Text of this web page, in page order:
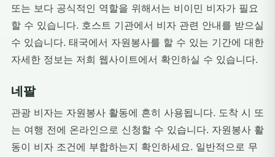
또는 보다 공식적인 역할을 위해서는 비이민 비자가 필요
할 수 있습니다. 호스트 기관에서 비자 관련 안내를 받으실
수 있습니다. 태국에서 자원봉사를 할 수 있는 기간에 대한
자세한 정보는 저희 웹사이트에서 확인하실 수 있습니다.
네팔
관광 비자는 자원봉사 활동에 흔히 사용됩니다. 도착 시 또
는 여행 전에 온라인으로 신청할 수 있습니다. 자원봉사 활
동이 비자 조건에 부합하는지 확인하세요. 일반적으로 무